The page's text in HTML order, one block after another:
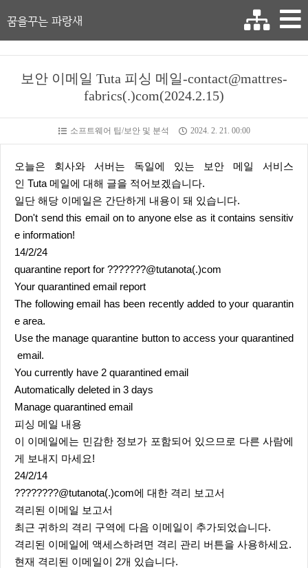
꿈을꾸는 파랑새
보안 이메일 Tuta 피싱 메일-contact@mattres-
fabrics(.)com(2024.2.15)
소프트웨어 팁/보안 및 분석 2024. 2. 21. 00:00
오늘은 회사와 서버는 독일에 있는 보안 메일 서비스
인 Tuta 메일에 대해 글을 적어보겠습니다.
일단 해당 이메일은 간단하게 내용이 돼 있습니다.
Don't send this email on to anyone else as it contains sensitiv
e information!
14/2/24
quarantine report for ???????@tutanota(.)com
Your quarantined email report
The following email has been recently added to your quarantin
e area.
Use the manage quarantine button to access your quarantined
email.
You currently have 2 quarantined email
Automatically deleted in 3 days
Manage quarantined email
피싱 메일 내용
이 이메일에는 민감한 정보가 포함되어 있으므로 다른 사람에
게 보내지 마세요!
24/2/14
????????@tutanota(.)com에 대한 격리 보고서
격리된 이메일 보고서
최근 귀하의 격리 구역에 다음 이메일이 추가되었습니다.
격리된 이메일에 액세스하려면 격리 관리 버튼을 사용하세요.
현재 격리된 이메일이 2개 있습니다.